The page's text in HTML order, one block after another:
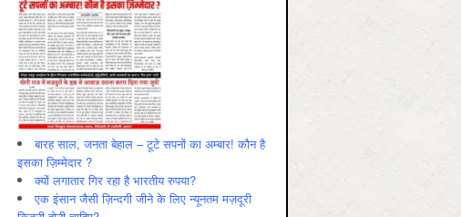
बारह साल, जनता बेहाल – टूटे सपनों का अम्बार! कौन है
इसका ज़िम्मेदार ?
क्यों लगातार गिर रहा है भारतीय रुपया?
एक इंसान जैसी ज़िन्दगी जीने के लिए न्यूनतम मज़दूरी